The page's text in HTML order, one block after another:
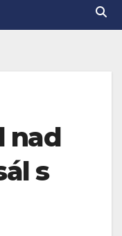
nad
s